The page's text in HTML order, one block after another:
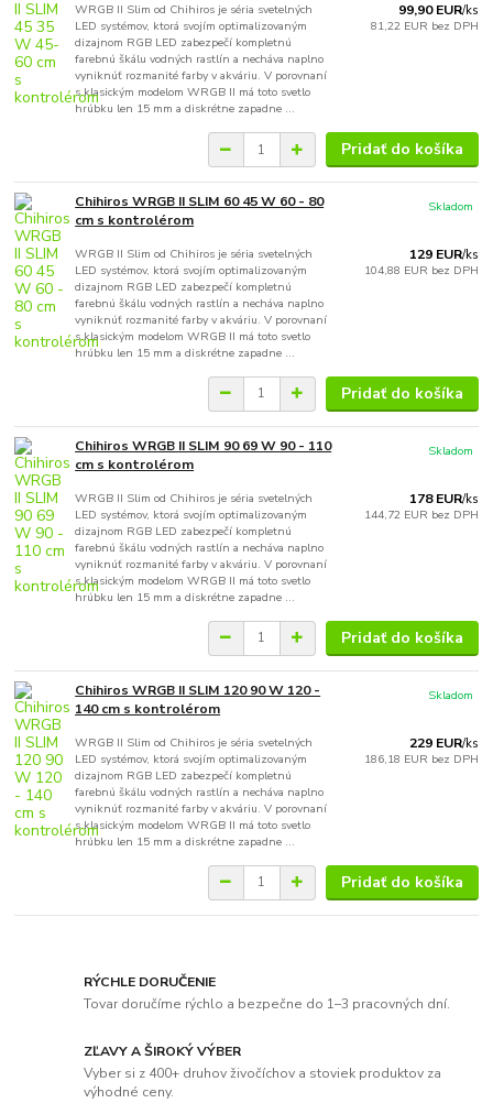
WRGB II Slim od Chihiros je séria svetelných
LED systémov, ktorá svojím optimalizovaným
dizajnom RGB LED zabezpečí kompletnú
farebnú škálu vodných rastlín a necháva naplno
vyniknúť rozmanité farby v akváriu. V porovnaní
s klasickým modelom WRGB II má toto svetlo
hrúbku len 15 mm a diskrétne zapadne ...
99,90 EUR/ks
81,22 EUR bez DPH
Pridať do košíka
Chihiros WRGB II SLIM 60 45 W 60 - 80
cm s kontrolérom
WRGB II Slim od Chihiros je séria svetelných
LED systémov, ktorá svojím optimalizovaným
dizajnom RGB LED zabezpečí kompletnú
farebnú škálu vodných rastlín a necháva naplno
vyniknúť rozmanité farby v akváriu. V porovnaní
s klasickým modelom WRGB II má toto svetlo
hrúbku len 15 mm a diskrétne zapadne ...
129 EUR/ks
104,88 EUR bez DPH
Skladom
Pridať do košíka
Chihiros WRGB II SLIM 90 69 W 90 - 110
cm s kontrolérom
WRGB II Slim od Chihiros je séria svetelných
LED systémov, ktorá svojím optimalizovaným
dizajnom RGB LED zabezpečí kompletnú
farebnú škálu vodných rastlín a necháva naplno
vyniknúť rozmanité farby v akváriu. V porovnaní
s klasickým modelom WRGB II má toto svetlo
hrúbku len 15 mm a diskrétne zapadne ...
178 EUR/ks
144,72 EUR bez DPH
Skladom
Pridať do košíka
Chihiros WRGB II SLIM 120 90 W 120 -
140 cm s kontrolérom
WRGB II Slim od Chihiros je séria svetelných
LED systémov, ktorá svojím optimalizovaným
dizajnom RGB LED zabezpečí kompletnú
farebnú škálu vodných rastlín a necháva naplno
vyniknúť rozmanité farby v akváriu. V porovnaní
s klasickým modelom WRGB II má toto svetlo
hrúbku len 15 mm a diskrétne zapadne ...
229 EUR/ks
186,18 EUR bez DPH
Skladom
Pridať do košíka
RÝCHLE DORUČENIE
Tovar doručíme rýchlo a bezpečne do 1–3 pracovných dní.
ZĽAVY A ŠIROKÝ VÝBER
Vyber si z 400+ druhov živočíchov a stoviek produktov za
výhodné ceny.